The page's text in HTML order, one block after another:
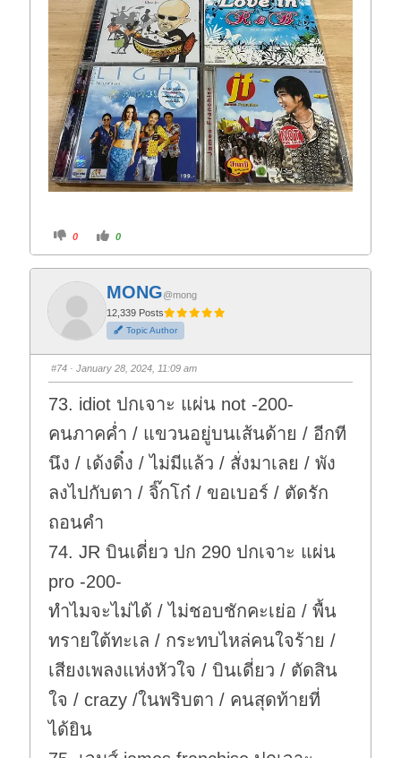
C
i
k
f
t
h
m
d
o
n
.
0
C
i
k
o
r
t
h
u
m
u
p
0
MONG@mong
12,339 Posts
Topic Author
#74 · January 28, 2024, 11:09 am
73. idiot ปกเจาะ แผ่น not -200-
คนภาคค่ำ / แขวนอยู่บนเส้นด้าย / อีกที
นึง / เด้งดิ๋ง / ไม่มีแล้ว / สั่งมาเลย / พัง
ลงไปกับตา / จิ๊กโก๋ / ขอเบอร์ / ตัดรัก
ถอนคำ
74. JR บินเดี่ยว ปก 290 ปกเจาะ แผ่น
pro -200-
ทำไมจะไม่ได้ / ไม่ชอบชักคะเย่อ / พื้น
ทรายใต้ทะเล / กระทบไหล่คนใจร้าย /
เสียงเพลงแห่งหัวใจ / บินเดี่ยว / ตัดสิน
ใจ / crazy /ในพริบตา / คนสุดท้ายที่
ได้ยิน